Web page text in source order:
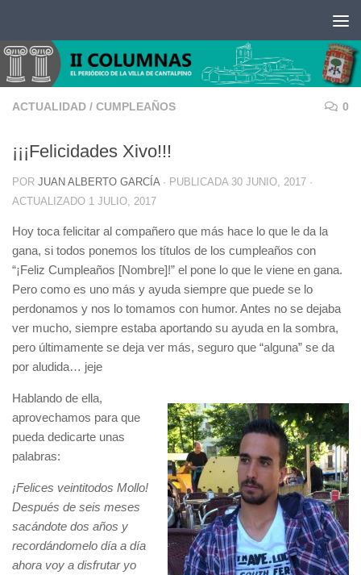
ACTUALIDAD / CUMPLEAÑOS 0
¡¡¡Felicidades Xivo!!!
POR JUAN ALBERTO GARCÍA · PUBLICADA 30 JUNIO, 2017 ·
ACTUALIZADO 1 JULIO, 2017
Hoy toca felicitar al compañero que más hace lo que le da la
gana, si todos ponemos los títulos de los cumpleaños con
“¡Feliz Cumpleaños [Nombre]!” el pone lo que le viene en gana.
Pero como es uno más y ayuda siempre que puede se lo
perdonamos y nos lo tomamos con humor. Antes no se dejaba
ver mucho, siempre estaba aportando su ayuda en la sombra,
pero últimamente se deja ver más, seguro que “alguna” se da
por aludida… jeje
Hablando de ella,
aprovechamos para que
pueda dedicarte unas
palabras:
¡Felices veintitodos Mollo!
Después de seis meses
sacándote dos años y
recordándomelo día a día
ahora voy a disfrutar yo